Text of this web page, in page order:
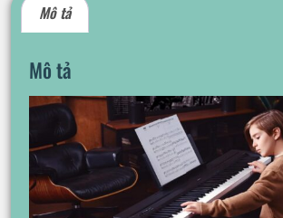
Mô tả
Mô tả